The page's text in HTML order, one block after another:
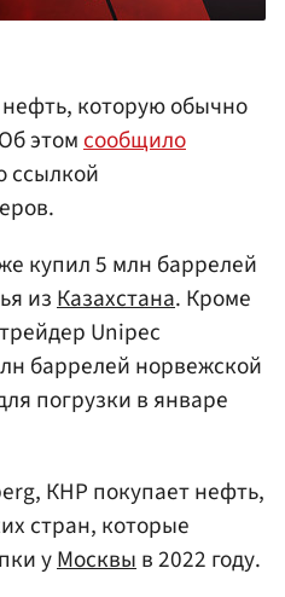
которую обычно
этомсообщило
ссылкой
купил 5 млн баррелей
изКазахстана. Кроме
Unipec
баррелей норвежской
погрузки в январе
КНР покупает нефть,
стран, которые
уМосквы в 2022 году.